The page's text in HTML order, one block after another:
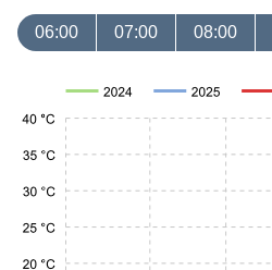
06:00 07:00 08:00